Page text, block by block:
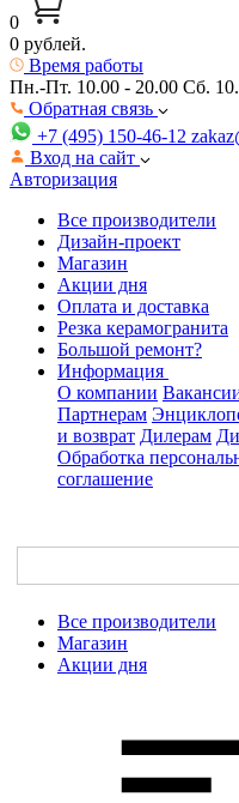
0
0 рублей.
Время работы
Пн.-Пт. 10.00 - 20.00 Сб.
Обратная связь
+7 (495) 150-46-12
Вход на сайт
Авторизация
Все производители
Дизайн-проект
Магазин
Акции дня
Оплата и доставка
Резка керамогранита
Большой ремонт?
Информация
О компании
Партнерам
и возврат Дилерам
Обработка
соглашение
Все производители
Магазин
Акции дня